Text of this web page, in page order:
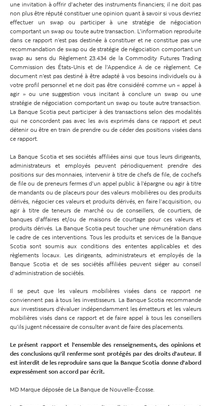
une invitation à offrir d’acheter des instruments financiers; il ne doit pas
non plus être réputé constituer une opinion quant à savoir si vous devriez
effectuer un swap ou participer à une stratégie de négociation
comportant un swap ou toute autre transaction. L’information reproduite
dans ce rapport n’est pas destinée à constituer et ne constitue pas une
recommandation de swap ou de stratégie de négociation comportant un
swap au sens du Règlement 23.434 de la Commodity Futures Trading
Commission des États-Unis et de l’Appendice A de ce règlement. Ce
document n’est pas destiné à être adapté à vos besoins individuels ou à
votre profil personnel et ne doit pas être considéré comme un « appel à
agir » ou une suggestion vous incitant à conclure un swap ou une
stratégie de négociation comportant un swap ou toute autre transaction.
La Banque Scotia peut participer à des transactions selon des modalités
qui ne concordent pas avec les avis exprimés dans ce rapport et peut
détenir ou être en train de prendre ou de céder des positions visées dans
ce rapport.
La Banque Scotia et ses sociétés affiliées ainsi que tous leurs dirigeants,
administrateurs et employés peuvent périodiquement prendre des
positions sur des monnaies, intervenir à titre de chefs de file, de cochefs
de file ou de preneurs fermes d’un appel public à l’épargne ou agir à titre
de mandants ou de placeurs pour des valeurs mobilières ou des produits
dérivés, négocier ces valeurs et produits dérivés, en faire l’acquisition, ou
agir à titre de teneurs de marché ou de conseillers, de courtiers, de
banques d’affaires et/ou de maisons de courtage pour ces valeurs et
produits dérivés. La Banque Scotia peut toucher une rémunération dans
le cadre de ces interventions. Tous les produits et services de la Banque
Scotia sont soumis aux conditions des ententes applicables et des
règlements locaux. Les dirigeants, administrateurs et employés de la
Banque Scotia et de ses sociétés affiliées peuvent siéger au conseil
d’administration de sociétés.
Il se peut que les valeurs mobilières visées dans ce rapport ne
conviennent pas à tous les investisseurs. La Banque Scotia recommande
aux investisseurs d’évaluer indépendamment les émetteurs et les valeurs
mobilières visés dans ce rapport et de faire appel à tous les conseillers
qu’ils jugent nécessaire de consulter avant de faire des placements.
Le présent rapport et l’ensemble des renseignements, des opinions et
des conclusions qu’il renferme sont protégés par des droits d’auteur. Il
est interdit de les reproduire sans que la Banque Scotia donne d’abord
expressément son accord par écrit.
MD Marque déposée de La Banque de Nouvelle-Écosse.